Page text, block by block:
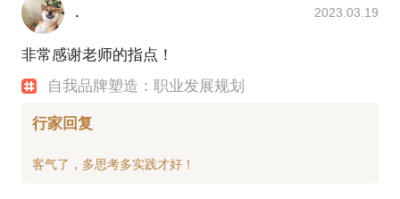
. 2023.03.19
非常感谢老师的指点！
自我品牌塑造：职业发展规划
行家回复